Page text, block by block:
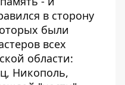
в сторону
были
всех
области:
Никополь,